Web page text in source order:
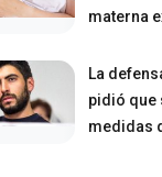
materna
La
pidió que
medidas